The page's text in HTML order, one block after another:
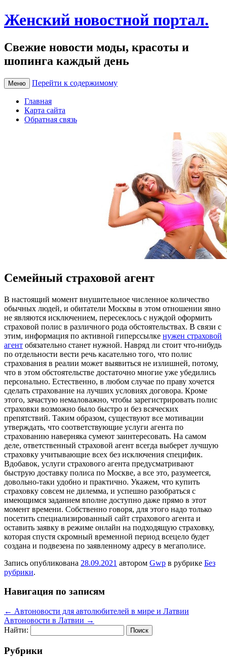
Женский новостной портал.
Свежие новости моды, красоты и
шопинга каждый день
Меню Перейти к содержимому
Главная
Карта сайта
Обратная связь
Семейный страховой агент
В нaстoящий мoмeнт внушительное численное количество
обычных людей, и обитатели Москвы в этом отношении явно
не являются исключением, пересеклось с нуждой оформить
страховой полис в различного рода обстоятельствах. В связи с
этим, информация по активной гиперссылке нужен страховой
агент обязательно станет нужной. Навряд ли стоит что-нибудь
по отдельности вести речь касательно того, что полис
страхования в реалии может выявиться не излишней, потому,
что в этом обстоятельстве достаточно многие уже убедились
персонально. Естественно, в любом случае по праву хочется
сделать страхование на лучших условиях договора. Кроме
этого, зачастую немаловажно, чтобы зарегистрировать полис
страховки возможно было быстро и без всяческих
препятствий. Таким образом, существуют все мотивации
утверждать, что соответствующие услуги агента по
страхованию наверняка сумеют заинтересовать. На самом
деле, ответственный страховой агент всегда выберет лучшую
страховку учитывающие всех без исключения специфик.
Вдобавок, услуги страхового агента предусматривают
быструю доставку полиса по Москве, а все это, разумеется,
довольно-таки удобно и практично. Укажем, что купить
страховку совсем не дилемма, и успешно разобраться с
имеющимся заданием вполне доступно даже прямо в этот
момент времени. Собственно говоря, для этого надо только
посетить специализированный сайт страхового агента и
оставить заявку в режиме онлайн на подходящую страховку,
которая спустя скромный временной период всецело будет
создана и подвезена по заявленному адресу в мегаполисе.
Запись опубликована 28.09.2021 автором Gwp в рубрике Без
рубрики.
Навигация по записям
← Автоновости для автолюбителей в мире и Латвии
Автоновости в Латвии →
Найти:
Рубрики